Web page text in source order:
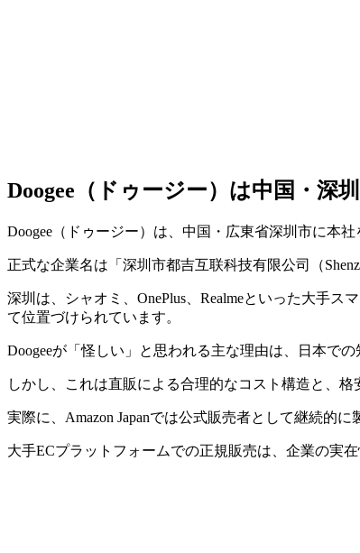
Doogee（ドゥージー）は中国・深
Doogee（ドゥージー）は、中国・広東省深圳市に本
正式な企業名は「深圳市都吉互联科技有限公司（
深圳は、シャオミ、OnePlus、Realmeといった大手
て位置づけられています。
Doogeeが「怪しい」と思われる主な理由は、日本で
しかし、これは直販による合理的なコスト構造と、
実際に、Amazon Japanでは公式販売者として継続的
大手ECプラットフォームでの正規販売は、企業の実